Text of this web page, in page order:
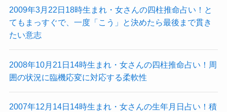
2009年3月22日18時生まれ・女さんの四柱推命占い！と
てもまっすぐで、一度「こう」と決めたら最後まで貫き
たい意志
2008年10月21日14時生まれ・女さんの四柱推命占い！周
囲の状況に臨機応変に対応する柔軟性
2007年12月14日14時生まれ・女さんの生年月日占い！積